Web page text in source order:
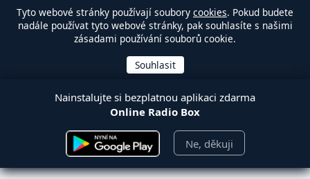
Tyto webové stránky používají soubory cookies. Pokud budete
nadále používat tyto webové stránky, pak souhlasíte s našimi
zásadami používání souborů cookie.
Nainstalujte si bezplatnou aplikaci zdarma
Online Radio Box
Ne, děkuji